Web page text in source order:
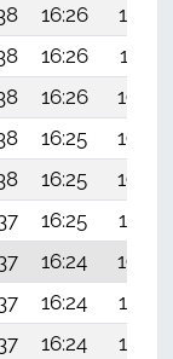
16:26
19:42
16:26
19:41
16:26
19:40
16:25
19:39
16:25
19:38
16:25
19:37
16:24
19:36
16:24
19:35
16:24
19:34